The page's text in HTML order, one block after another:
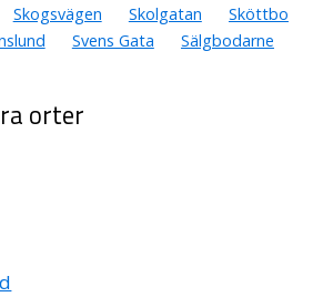
Skogsvägen Skolgatan
Sköttbo
Svens Gata
Sälgbodarne
orter